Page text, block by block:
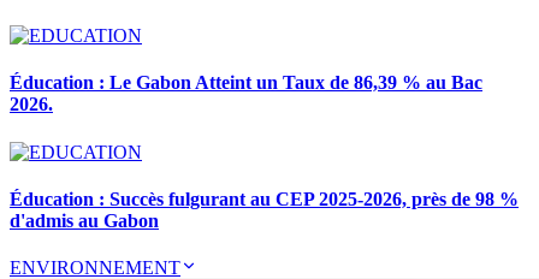
Éducation : Le Gabon Atteint un Taux de 86,39 % au Bac
2026.
Éducation : Succès fulgurant au CEP 2025-2026, près de 98 %
d'admis au Gabon
ENVIRONNEMENT